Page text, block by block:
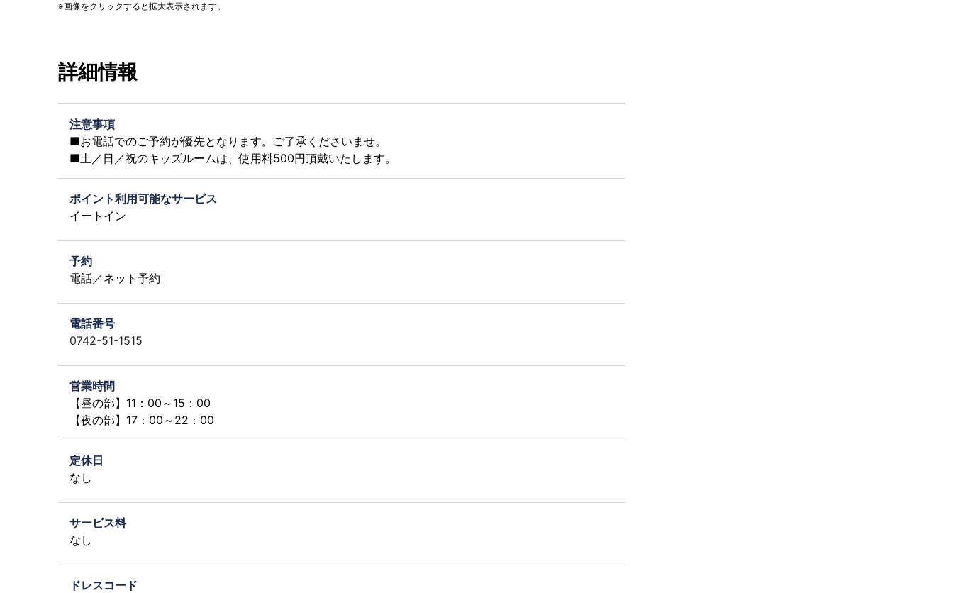
画像をクリックすると拡大表示されます。
詳細情報
注意事項
■お電話でのご予約が優先となります。ご了承くださいませ。
■土／日／祝のキッズルームは、使用料500円頂戴いたします。
ポイント利用可能なサービス
イートイン
予約
電話／ネット予約
電話番号
0742-51-1515
営業時間
【昼の部】11：00～15：00
【夜の部】17：00～22：00
定休日
なし
サービス料
なし
ドレスコード